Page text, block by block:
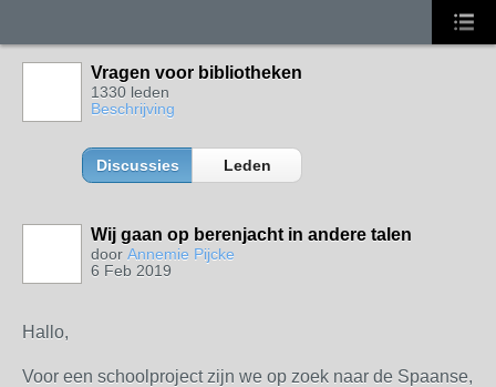
Vragen voor bibliotheken
1330 leden
Beschrijving
Discussies Leden
Wij gaan op berenjacht in andere talen
door Annemie Pijcke
6 Feb 2019
Hallo,
Voor een schoolproject zijn we op zoek naar de Spaanse,